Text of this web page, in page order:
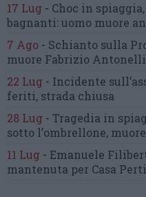
17 Lug - Choc in spiaggia,
bagnanti:uomo muore
7 Ago - Schianto sulla
muore Fabrizio Antonelli
22 Lug - Incidente
feriti, strada chiusa
28 Lug - Tragedia in
sotto l’ombrellone,
11 Lug - Emanuele
mantenuta per Casa